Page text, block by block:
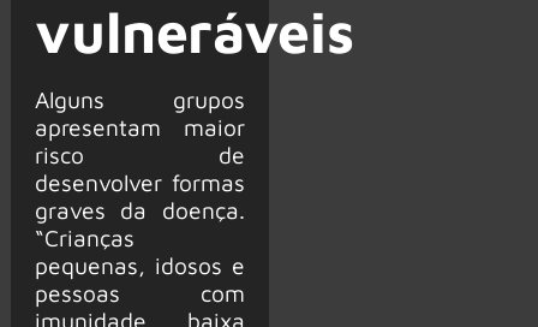
vulneráveis
Alguns grupos
apresentam maior
risco de
desenvolver formas
graves da doença.
“Crianças
pequenas, idosos e
pessoas com
imunidade baixa